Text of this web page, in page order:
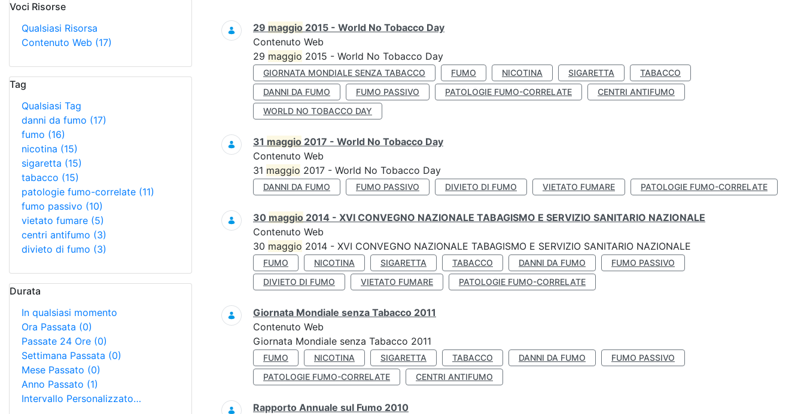
Voci Risorse
Qualsiasi Risorsa
Contenuto Web (17)
Tag
Qualsiasi Tag
danni da fumo (17)
fumo (16)
nicotina (15)
sigaretta (15)
tabacco (15)
patologie fumo-correlate (11)
fumo passivo (10)
vietato fumare (5)
centri antifumo (3)
divieto di fumo (3)
Durata
In qualsiasi momento
Ora Passata (0)
Passate 24 Ore (0)
Settimana Passata (0)
Mese Passato (0)
Anno Passato (1)
Intervallo Personalizzato…
Ricerca
29 maggio 2015 - World No Tobacco Day
Contenuto Web
29 maggio 2015 - World No Tobacco Day
GIORNATA MONDIALE SENZA TABACCO FUMO NICOTINA SIGARETTA
TABACCO
DANNI DA FUMO
FUMO PASSIVO PATOLOGIE FUMO-CORRELATE
CENTRI ANTIFUMO
WORLD NO TOBACCO DAY
31 maggio 2017 - World No Tobacco Day
Contenuto Web
31 maggio 2017 - World No Tobacco Day
DANNI DA FUMO FUMO PASSIVO DIVIETO DI FUMO VIETATO FUMARE PATOLOGIE FUMO-CORRELATE
30 maggio 2014 - XVI CONVEGNO NAZIONALE TABAGISMO E SERVIZIO SANITARIO NAZIONALE
Contenuto Web
30 maggio 2014 - XVI CONVEGNO NAZIONALE TABAGISMO E SERVIZIO SANITARIO NAZIONALE
FUMO NICOTINA SIGARETTA TABACCO DANNI DA FUMO
FUMO PASSIVO
DIVIETO DI FUMO
VIETATO FUMARE PATOLOGIE FUMO-CORRELATE
Giornata Mondiale senza Tabacco 2011
Contenuto Web
Giornata Mondiale senza Tabacco 2011
FUMO NICOTINA SIGARETTA TABACCO DANNI DA FUMO
FUMO PASSIVO
PATOLOGIE FUMO-CORRELATE
CENTRI ANTIFUMO
Rapporto Annuale sul Fumo 2010